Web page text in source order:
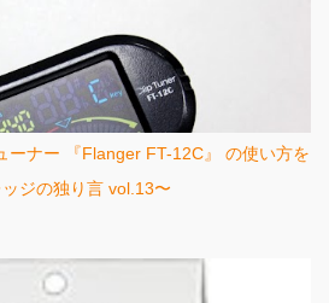
ーナー 『Flanger FT-12C』 の使い方を
ジの独り言 vol.13〜